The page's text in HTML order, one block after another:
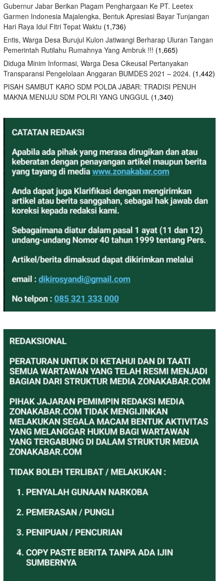
Gubernur Jabar Berikan Piagam Penghargaan Ke PT. Leetex
Garmen Indonesia Majalengka, Bentuk Apresiasi Bayar Tunjangan
Hari Raya Idul Fitri Tepat Waktu (1,736)
Entis, Warga Desa Burujul Kulon Jatiwangi Berharap Uluran Tangan
Pemerintah Rutilahu Rumahnya Yang Ambruk !!! (1,665)
Diduga Minim Informasi, Warga Desa Cikeusal Pertanyakan
Transparansi Pengelolaan Anggaran BUMDES 2021 – 2024. (1,442)
PISAH SAMBUT KARO SDM POLDA JABAR: TRADISI PENUH
MAKNA MENUJU SDM POLRI YANG UNGGUL (1,340)